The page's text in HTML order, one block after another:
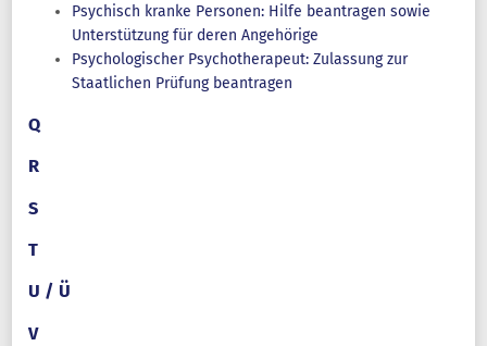
Psychisch kranke Personen: Hilfe beantragen sowie
Unterstützung für deren Angehörige
Psychologischer Psychotherapeut: Zulassung zur
Staatlichen Prüfung beantragen
Q
R
S
T
U / Ü
V